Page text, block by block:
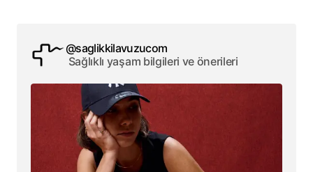
@saglikkilavuzucom
Sağlıklı yaşam bilgileri ve önerileri